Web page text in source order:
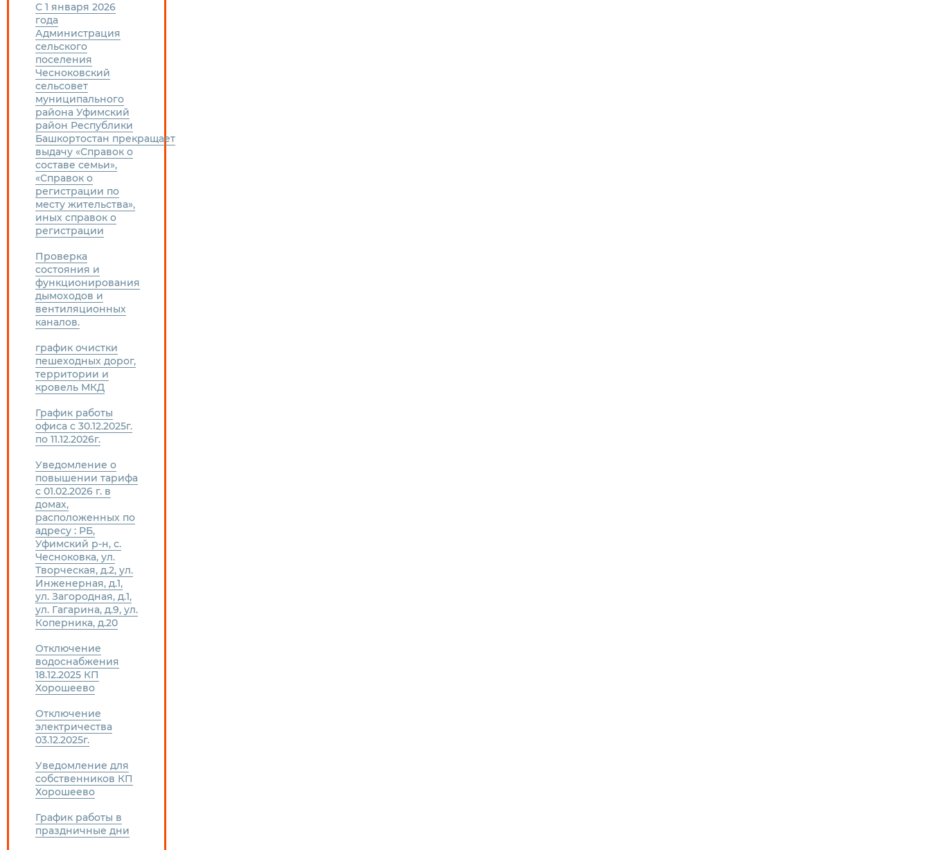
С 1 января 2026
года
Администрация
сельского
поселения
Чесноковский
сельсовет
муниципального
района Уфимский
район Республики
Башкортостан прекращает
выдачу «Справок о
составе семьи»,
«Справок о
регистрации по
месту жительства»,
иных справок о
регистрации
Проверка
состояния и
функционирования
дымоходов и
вентиляционных
каналов.
график очистки
пешеходных дорог,
территории и
кровель МКД
График работы
офиса с 30.12.2025г.
по 11.12.2026г.
Уведомление о
повышении тарифа
с 01.02.2026 г. в
домах,
расположенных по
адресу : РБ,
Уфимский р-н, с.
Чесноковка, ул.
Творческая, д.2, ул.
Инженерная, д.1,
ул. Загородная, д.1,
ул. Гагарина, д.9, ул.
Коперника, д.20
Отключение
водоснабжения
18.12.2025 КП
Хорошеево
Отключение
электричества
03.12.2025г.
Уведомление для
собственников КП
Хорошеево
График работы в
праздничные дни